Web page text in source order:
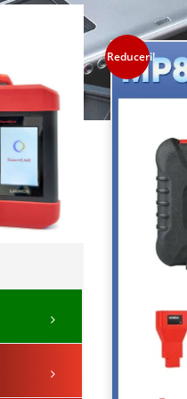
Reduceri!